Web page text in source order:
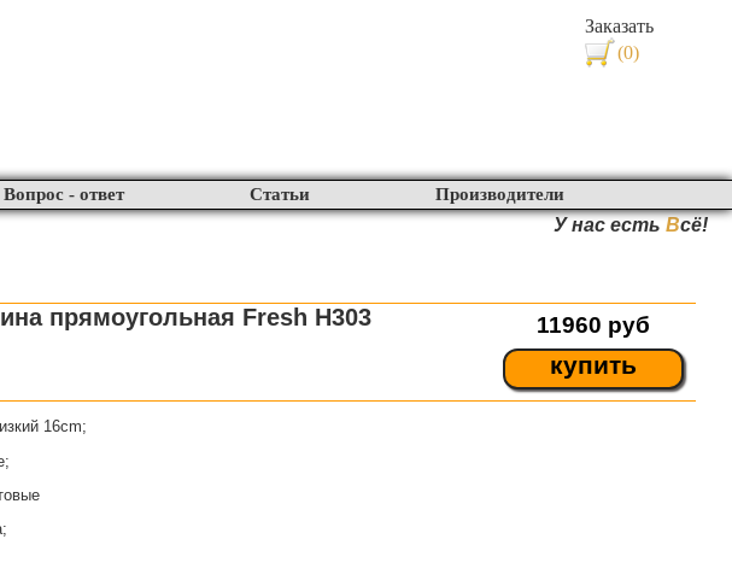
Заказать
(0)
Вопрос - ответ Статьи Производители
У нас есть Всё!
11960 руб
купить
прямоугольная Fresh H303
16cm;